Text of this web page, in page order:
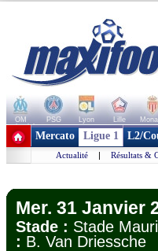
OM PSG Lyon Lille
+ de clubs
Mercato Ligue 1 L2/
Actualité | Résultats &
Mer. 31 Janvier
Stade : Stade
: B. Van Driessche